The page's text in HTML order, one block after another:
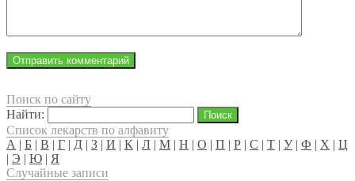
Поиск по сайту
Найти:
Список лекарств по алфавиту
А | Б | В | Г | Д | З | И | К | Л | М | Н | О | П | Р | С | Т | У| Ф | Х | Ц
| Э | Ю | Я
Случайные записи